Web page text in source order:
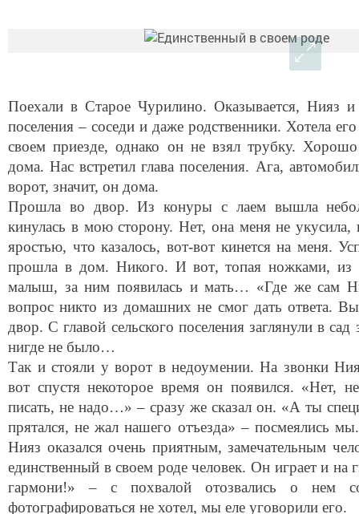
Поехали в Старое Чурилино. Оказывается, Нияз и
поселения – соседи и даже родственники. Хотела
своем приезде, однако он не взял трубку.
дома. Нас встретил глава поселения. Ага,
ворот, значит, он дома.
Прошла во двор. Из конуры с лаем вышла
кинулась в мою сторону. Нет, она меня не укусила,
яростью, что казалось, вот-вот кинется на меня.
прошла в дом. Никого. И вот, топая ножками, из
малыш, за ним появилась и мать… «Где же сам
вопрос никто из домашних не смог дать ответа.
двор. С главой сельского поселения заглянули в
нигде не было…
Так и стояли у ворот в недоумении. На звонки
вот спустя некоторое время он появился. «Нет,
писать, не надо…» – сразу же сказал он. «А ты
прятался, не жал нашего отъезда» – посмеялись
Нияз оказался очень приятным, замечательным
единственный в своем роде человек. Он играет и на
гармони!» – с похвалой отозвались о нем
фотографироваться не хотел, мы еле уговорили его.